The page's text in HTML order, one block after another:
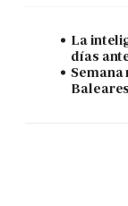
La
días
Semana